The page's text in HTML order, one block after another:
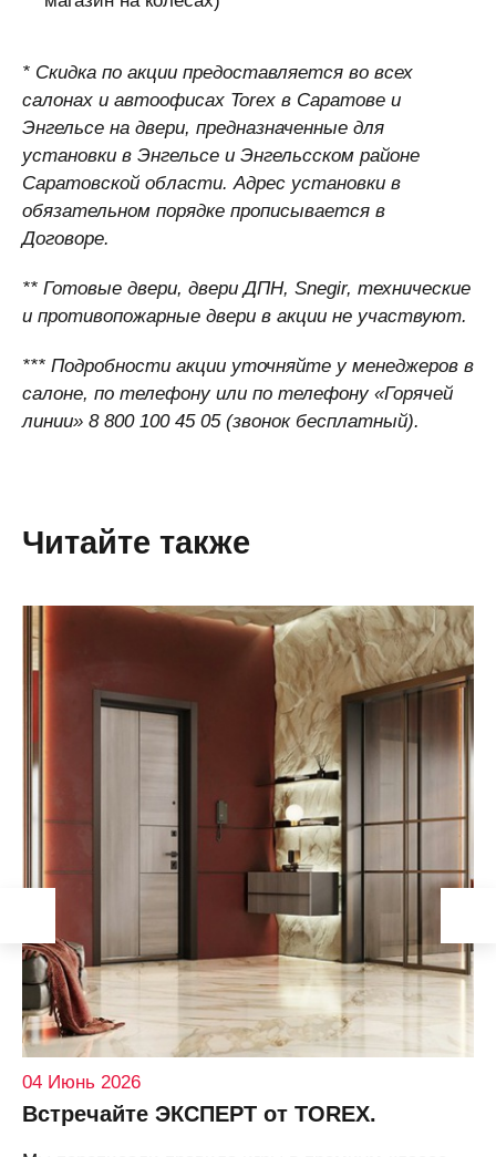
* Скидка по акции предоставляется во всех
салонах и автоофисах Torex в Саратове и
Энгельсе на двери, предназначенные для
установки в Энгельсе и Энгельсском районе
Саратовской области. Адрес установки в
обязательном порядке прописывается в
Договоре.
** Готовые двери, двери ДПН, Snegir, технические
и противопожарные двери в акции не участвуют.
*** Подробности акции уточняйте у менеджеров в
салоне, по телефону или по телефону «Горячей
линии» 8 800 100 45 05 (звонок бесплатный).
Читайте также
04 Июнь 2026
Встречайте ЭКСПЕРТ от TOREX.